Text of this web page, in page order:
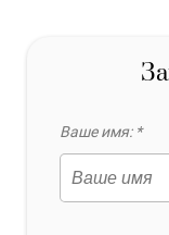
Ваше имя: *